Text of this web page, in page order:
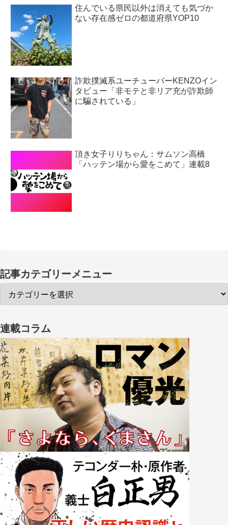
住んでいる県民以外は消えても気づか
ない存在感ゼロの都道府県YOP10
詐欺撲滅系ユーチューバーKENZOイン
タビュー「非モテと非リア充が詐欺師
に騙されている」
頂き女子りりちゃん：サムソン高橋
「ハッテン場から愛をこめて」連載8
記事カテゴリーメニュー
連載コラム